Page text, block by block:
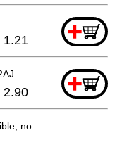
+
1.21
+
2.90
no se puede pedir